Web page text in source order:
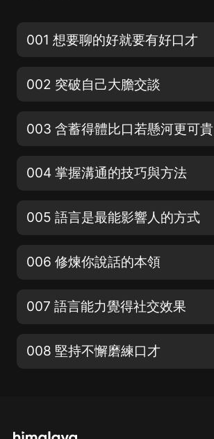
001 想要聊的好就要有好口才
002 突破自己大膽交談
003 含蓄得體比口若懸河更可貴
004 掌握溝通的技巧與方法
005 語言是最能影響人的方式
006 修煉你說話的本領
007 語言能力覺得社交效果
008 堅持不懈磨練口才